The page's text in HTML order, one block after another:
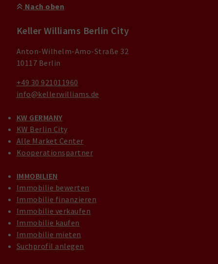
Nach oben
Keller Williams Berlin City
Anton-Wilhelm-Amo-Straße 32
10117 Berlin
+49 30 921011960
info@kellerwilliams.de
KW GERMANY
KW Berlin City
Alle Market Center
Kooperationspartner
IMMOBILIEN
Immobilie bewerten
Immobilie finanzieren
Immobilie verkaufen
Immobilie kaufen
Immobilie mieten
Suchprofil anlegen